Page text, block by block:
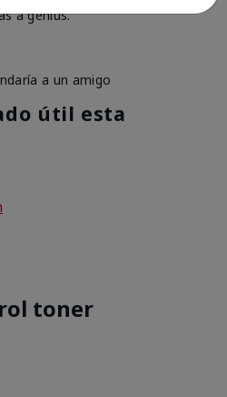
a genius.
a un amigo
útil esta
toner